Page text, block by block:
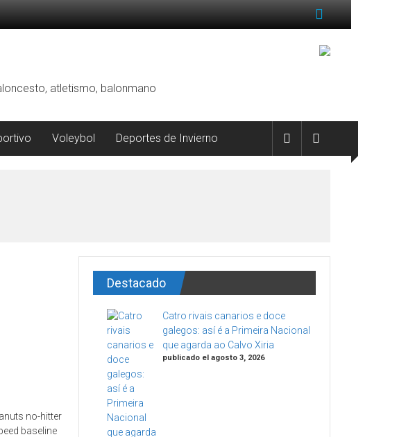
atletismo, balonmano
Voleybol Deportes de Invierno
no-hitter
baseline
Destacado
Catro rivais canarios e doce
galegos: así é a Primeira Nacional
que agarda ao Calvo Xiria
publicado el agosto 3, 2026